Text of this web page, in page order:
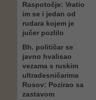
Raspotočje: Vratio
im se i jedan od
rudara kojem je
jučer pozlilo
Bh. političar se
javno hvalisao
vezama s ruskim
ultradesničarima
Rusov: Pozirao sa
zastavom